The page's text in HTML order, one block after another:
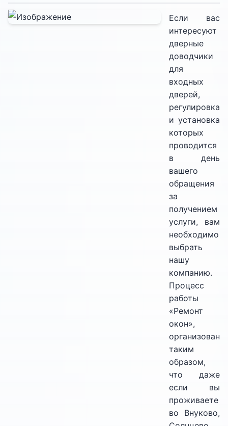
Если вас
интересуют
дверные
доводчики
для
входных
дверей,
регулировка
и установка
которых
проводится
в день
вашего
обращения
за
получением
услуги, вам
необходимо
выбрать
нашу
компанию.
Процесс
работы
«Ремонт
окон»,
организован
таким
образом,
что даже
если вы
проживаете
во Внуково,